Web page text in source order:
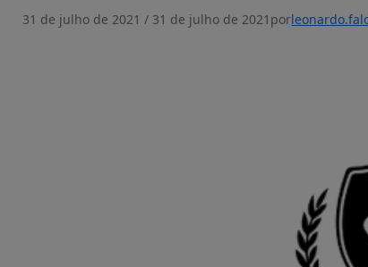
31 de julho de 2021 / 31 de julho de 2021 por